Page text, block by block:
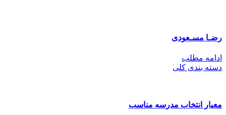
رضـا مسـعودی
ادامه مطلب
دسته بندی کلی
معیار انتخاب مدرسه مناسب